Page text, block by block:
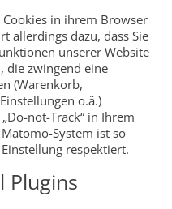
in ihrem Browser
allerdings dazu, dass Sie
unserer Website
die zwingend eine
(Warenkorb,
o.ä.)
not-Track“ in Ihrem
System ist so
respektiert.
Plugins